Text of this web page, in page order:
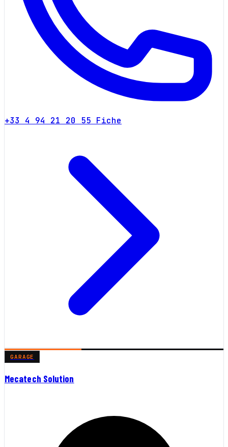
+33 4 94 21 20 55 Fiche
GARAGE
Mecatech Solution